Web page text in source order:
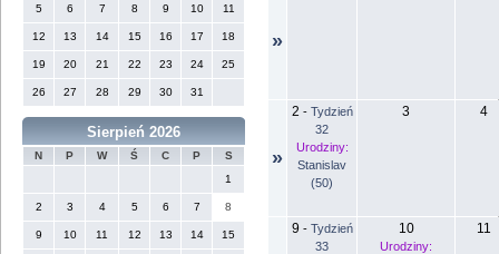
5 6 7 8 9 10 11
12 13 14 15 16 17 18
19 20 21 22 23 24 25
26 27 28 29 30 31
Sierpień 2026
N P W Ś C P
S
1
2 3 4 5 6 7 8
9 10 11 12 13 14 15
»
»
2 - Tydzień
32
Urodziny:
Stanislav
(50)
3 4
9 - Tydzień
33
10
Urodziny:
11